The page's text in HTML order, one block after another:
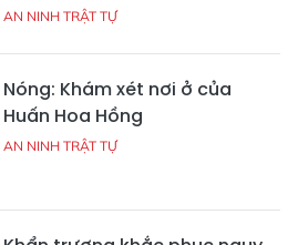
AN NINH TRẬT TỰ
Nóng: Khám xét nơi ở của
Huấn Hoa Hồng
AN NINH TRẬT TỰ